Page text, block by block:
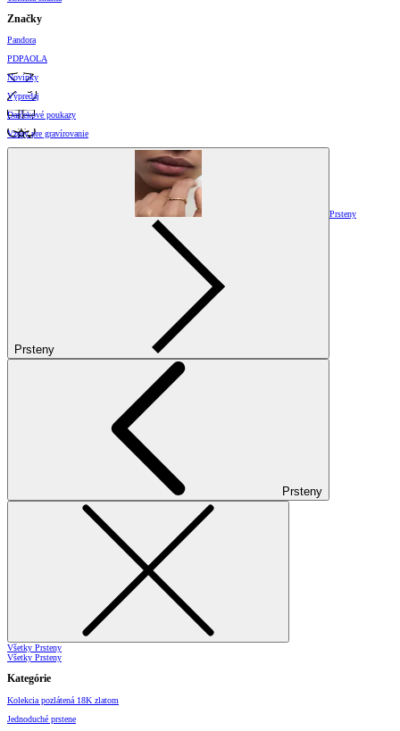
Značky
Pandora
PDPAOLA
Novinky
Výpredaj
Darčekové poukazy
Vzory pre gravírovanie
Prsteny
Prsteny
Prsteny
Všetky Prsteny
Všetky Prsteny
Kategórie
Kolekcia pozlátená 18K zlatom
Jednoduché prstene